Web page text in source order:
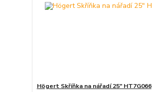
Högert Skříňka na nářadí 25" HT7G066